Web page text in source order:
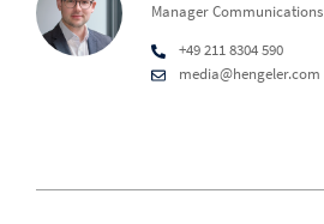
Manager Communications
+49 211 8304 590
media@hengeler.com